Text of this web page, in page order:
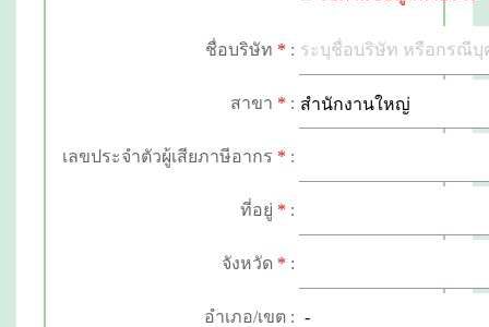
ชื่อบริษัท * :
สาขา * :
เลขประจำตัวผู้เสียภาษีอากร * :
ที่อยู่ * :
จังหวัด * :
อำเภอ/เขต :